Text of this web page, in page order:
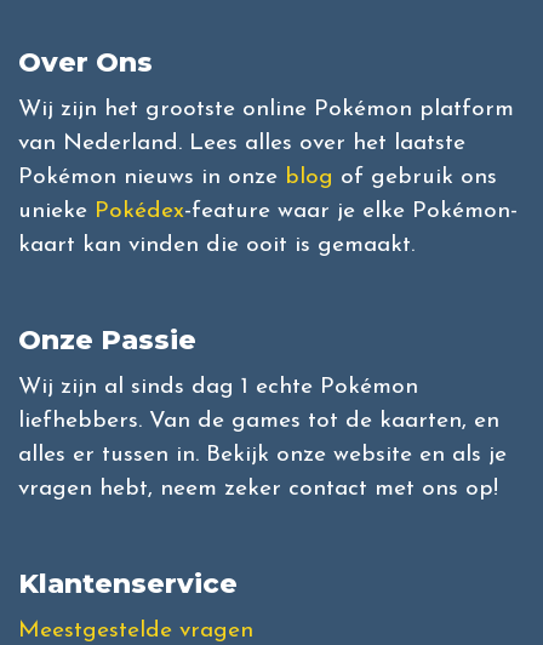
Over Ons
Wij zijn het grootste online Pokémon platform
van Nederland. Lees alles over het laatste
Pokémon nieuws in onze blog of gebruik ons
unieke Pokédex-feature waar je elke Pokémon-
kaart kan vinden die ooit is gemaakt.
Onze Passie
Wij zijn al sinds dag 1 echte Pokémon
liefhebbers. Van de games tot de kaarten, en
alles er tussen in. Bekijk onze website en als je
vragen hebt, neem zeker contact met ons op!
Klantenservice
Meestgestelde vragen